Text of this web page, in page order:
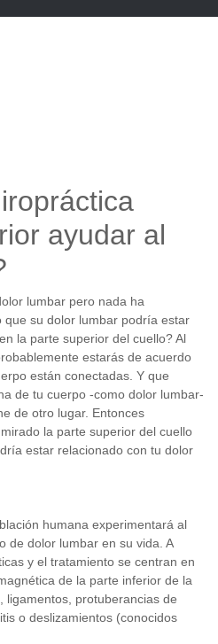
ayudar al
lumbar pero nada ha
que su dolor lumbar podría estar
la parte superior del cuello? Al
estarás de acuerdo
están conectadas. Y que
de tu cuerpo -como dolor lumbar-
de otro lugar. Entonces
la parte superior del cuello
estar relacionado con tu dolor
humana experimentará al
de dolor lumbar en su vida. A
y el tratamiento se centran en
de la parte inferior de la
ligamentos, protuberancias de
o deslizamientos (conocidos